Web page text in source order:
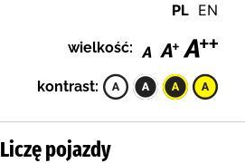
PL EN
wielkość:
kontrast:
Liczę pojazdy